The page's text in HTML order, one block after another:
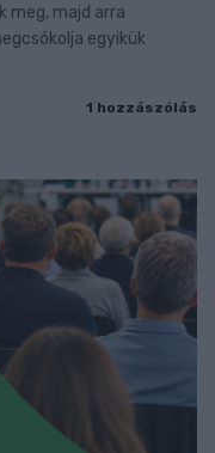
meg, majd arra
egyikük
1 hozzászólás